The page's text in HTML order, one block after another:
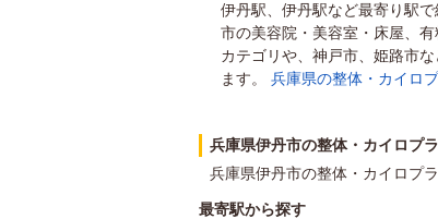
伊丹駅、伊丹駅など最寄り駅
市の美容院・美容室・床屋、
カテゴリや、神戸市、姫路市
ます。 兵庫県の整体・カイロ
兵庫県伊丹市の整体・カイロプ
兵庫県伊丹市の整体・カイロプ
最寄駅から探す